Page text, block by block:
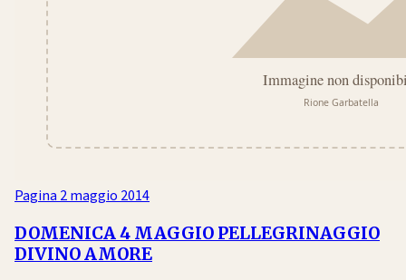
Pagina 2 maggio 2014
DOMENICA 4 MAGGIO PELLEGRINAGGIO
DIVINO AMORE